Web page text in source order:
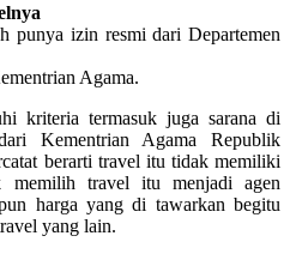
punya izin resmi dari Departemen
Agama.
kriteria termasuk juga sarana di
Kementrian Agama Republik
berarti travel itu tidak memiliki
memilih travel itu menjadi agen
harga yang di tawarkan begitu
yang lain.